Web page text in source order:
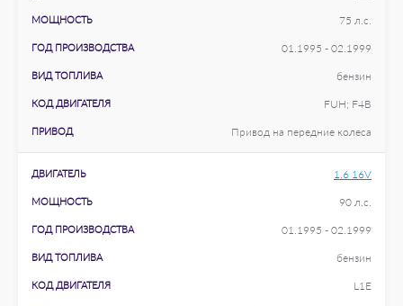
МОЩНОСТЬ 75 л.с.
ГОД ПРОИЗВОДСТВА 01.1995 - 02.1999
ВИД ТОПЛИВА бензин
КОД ДВИГАТЕЛЯ FUH; F4B
ПРИВОД Привод на передние колеса
ДВИГАТЕЛЬ 1.6 16V
МОЩНОСТЬ 90 л.с.
ГОД ПРОИЗВОДСТВА 01.1995 - 02.1999
ВИД ТОПЛИВА бензин
КОД ДВИГАТЕЛЯ L1E